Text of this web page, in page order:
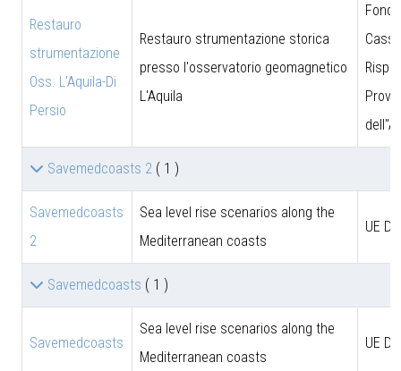
Restauro
strumentazione
Oss. L'Aquila-Di
Persio
Restauro strumentazione storica
presso l'osservatorio geomagnetico
L'Aquila
Savemedcoasts 2 ( 1 )
Savemedcoasts
2
Sea level rise scenarios along the
Mediterranean coasts
UE
Savemedcoasts ( 1 )
Savemedcoasts
Sea level rise scenarios along the
Mediterranean coasts
UE